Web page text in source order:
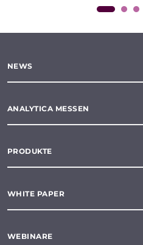
NEWS
ANALYTICA MESSEN
PRODUKTE
WHITE PAPER
WEBINARE